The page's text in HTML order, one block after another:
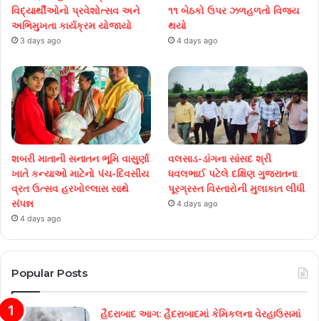
વિદ્યાર્થીઓનો પ્રવેશોત્સવ અને
અભિમુખતા કાર્યક્રમ યોજાયો
3 days ago
૧૧ બેઠકો ઉપર ઝળહળતો વિજય
થયો
4 days ago
શબરી માતાની સનાતન ભૂમિ વાસુર્ણા
ખાતે કન્યાઓ માટેનો પંચ-દિવસીય
વ્રત ઉત્સવ હરખોલ્લાસ સાથે
સંપન્ન
4 days ago
વલસાડ-ડાંગના સાંસદ શ્રી
ધવલભાઈ પટેલે દક્ષિણ ગુજરાતના
પૂરગ્રસ્ત વિસ્તારોની મુલાકાત લીધી
4 days ago
Popular Posts
હૈદરાબાદ આગ: હૈદરાબાદમાં કેમિકલના વેરહાઉસમાં